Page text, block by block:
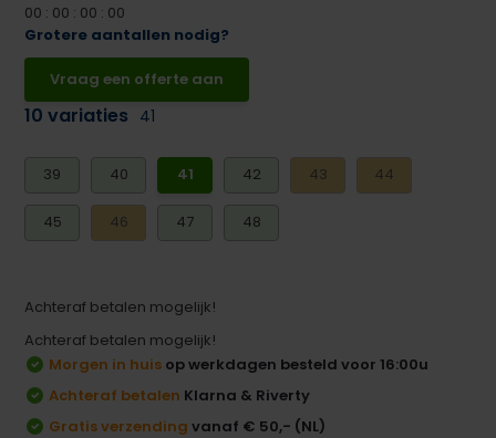
00 : 00 : 00 : 00
Grotere aantallen nodig?
Vraag een offerte aan
10 variaties 41
39 40 41 42 43 44
45 46 47 48
Achteraf betalen mogelijk!
Achteraf betalen mogelijk!
Morgen in huis op werkdagen besteld voor 16:00u
Achteraf betalen Klarna & Riverty
Gratis verzending vanaf € 50,- (NL)